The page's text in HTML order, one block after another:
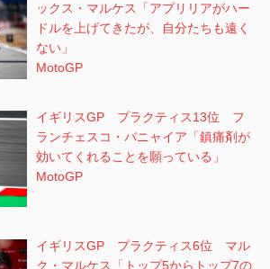
ックス・マルケス「アプリリアがハー
ドルを上げてきたが、自分たちも遠く
ない」
MotoGP
イギリスGP プラクティス13位 フ
ランチェスコ・バニャイア「鎮痛剤が
効いてくれることを願っている」
MotoGP
イギリスGP プラクティス6位 マル
ク・マルケス「トップ5からトップ7の